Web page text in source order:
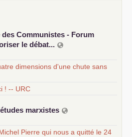
Communistes - Forum
le débat...
dimensions d'une chute sans
! -- URC
marxistes
Pierre qui nous a quitté le 24